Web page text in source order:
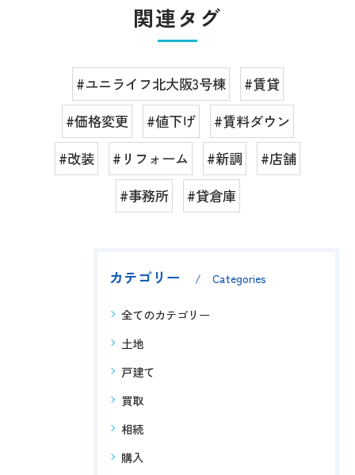
関連タグ
#ユニライフ北大阪3号棟
#賃貸
#価格変更
#値下げ
#賃料ダウン
#改装
#リフォーム #新調
#店舗
#事務所
#貸倉庫
カテゴリー Categories
全てのカテゴリー
土地
戸建て
買取
相続
購入